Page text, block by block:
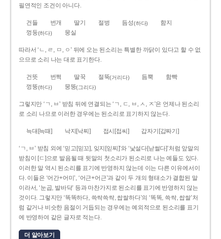
필연적인 조건이 아니다.
건들 번개 딸기 절벙 듬성(하다)
함지
껑둥(하다) 뭉실
따라서 ‘ㄴ, ㄹ, ㅁ, ㅇ’ 뒤에 오는 된소리는 특별한 까닭이 있다고 할 수 없
으므로 소리 나는 대로 표기한다.
건뜻 번쩍 딸꾹 절뚝(거리다) 듬뿍
함빡
껑뚱(하다) 뭉뚱(그리다)
그렇지만 ‘ㄱ, ㅂ’ 받침 뒤에 연결되는 ‘ㄱ, ㄷ, ㅂ, ㅅ, ㅈ’은 언제나 된소리
로 소리 나므로 이러한 경우에는 된소리로 표기하지 않는다.
늑대[늑때] 낙지[낙찌] 접시[접씨] 갑자기[갑짜기]
‘ㄱ, ㅂ’ 받침 외에 ‘믿고[믿꼬], 잊지[읻찌]’와 ‘낯설다[낟썰다]’처럼 앞말의
받침이 [ㄷ]으로 발음될 때 뒷말의 첫소리가 된소리로 나는 예들도 있다.
이러한 말 역시 된소리를 표기에 반영하지 않는데 이는 다른 이유에서이
다. 이들은 ‘어간+어미’, ‘어근+어근’과 같이 두 개의 형태소가 결합된 말
이라서, ‘눈곱, 발바닥’ 등과 마찬가지로 된소리를 표기에 반영하지 않는
것이다. 그렇지만 ‘똑똑하다, 쓱싹쓱싹, 쌉쌀하다’의 ‘똑똑, 쓱싹, 쌉쌀’처
럼 같거나 비슷한 음절이 거듭되는 경우에는 예외적으로 된소리를 표기
에 반영하여 같은 글자로 적는다.
더 알아보기